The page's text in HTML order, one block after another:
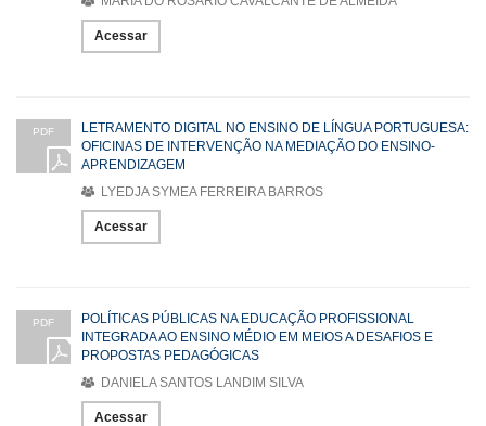
Acessar
PDF
LETRAMENTO DIGITAL NO ENSINO DE LÍNGUA PORTUGUESA:
OFICINAS DE INTERVENÇÃO NA MEDIAÇÃO DO ENSINO-
APRENDIZAGEM
LYEDJA SYMEA FERREIRA BARROS
Acessar
PDF
POLÍTICAS PÚBLICAS NA EDUCAÇÃO PROFISSIONAL
INTEGRADA AO ENSINO MÉDIO EM MEIOS A DESAFIOS E
PROPOSTAS PEDAGÓGICAS
DANIELA SANTOS LANDIM SILVA
Acessar